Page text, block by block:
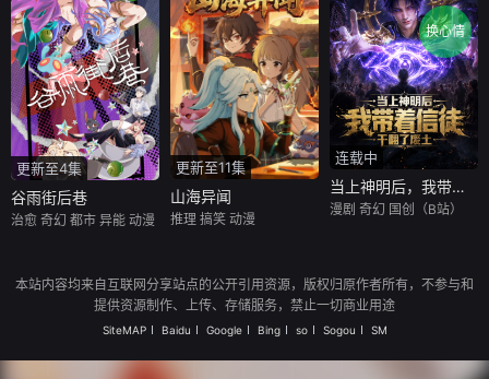
更新至4集
谷雨街后巷
治愈 奇幻 都市 异能 动漫
更新至11集
山海异闻
推理 搞笑 动漫
连载中
当上神明后，我带着信徒干翻了废土
漫剧 奇幻 国创（B站）
本站内容均来自互联网分享站点的公开引用资源，版权归原作者所有，不参与和
提供资源制作、上传、存储服务，禁止一切商业用途
SiteMAP Baidu Google Bing so Sogou SM
换心情